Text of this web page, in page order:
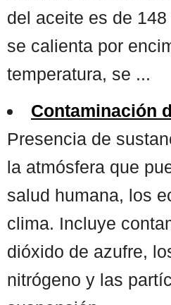
del aceite es de
se calienta por
temperatura, se ...
Contaminación
Presencia de
la atmósfera que
salud humana, los
clima. Incluye
dióxido de azufre,
nitrógeno y las